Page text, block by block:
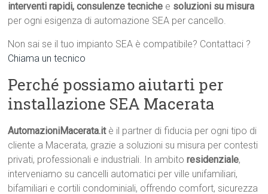
interventi rapidi, consulenze tecniche e soluzioni su misura
per ogni esigenza di automazione SEA per cancello.
Non sai se il tuo impianto SEA è compatibile? Contattaci ?
Chiama un tecnico
Perché possiamo aiutarti per
installazione SEA Macerata
AutomazioniMacerata.itè il partner di fiducia per ogni tipo di
cliente a Macerata, grazie a soluzioni su misura per contesti
privati, professionali e industriali. In ambitoresidenziale,
interveniamo su cancelli automatici per ville unifamiliari,
bifamiliari e cortili condominiali, offrendo comfort, sicurezza